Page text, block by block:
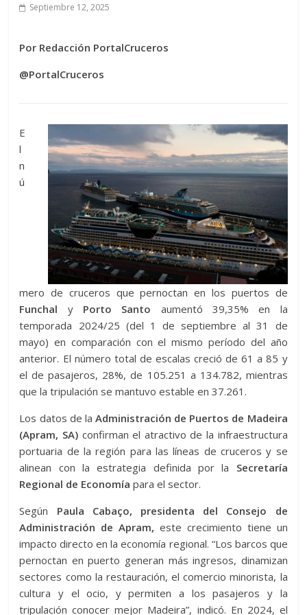
Septiembre 12, 2025
Por Redacción PortalCruceros
@PortalCruceros
E
l
n
ú
mero de cruceros que pernoctan en los puertos de
Funchal yPorto Santo aumentó 39,35% en la
temporada 2024/25 (del 1 de septiembre al 31 de
mayo) en comparación con el mismo período del año
anterior. El número total de escalas creció de 61 a 85 y
el de pasajeros, 28%, de 105.251 a 134.782, mientras
que la tripulación se mantuvo estable en 37.261.
Los datos de la Administración de Puertos de Madeira
(Apram, SA) confirman el atractivo de la infraestructura
portuaria de la región para las líneas de cruceros y se
alinean con la estrategia definida por la Secretaría
Regional de Economía para el sector.
Según Paula Cabaço, presidenta del Consejo de
Administración de Apram, este crecimiento tiene un
impacto directo en la economía regional. “Los barcos que
pernoctan en puerto generan más ingresos, dinamizan
sectores como la restauración, el comercio minorista, la
cultura y el ocio, y permiten a los pasajeros y la
tripulación conocer mejor Madeira”, indicó. En 2024, el